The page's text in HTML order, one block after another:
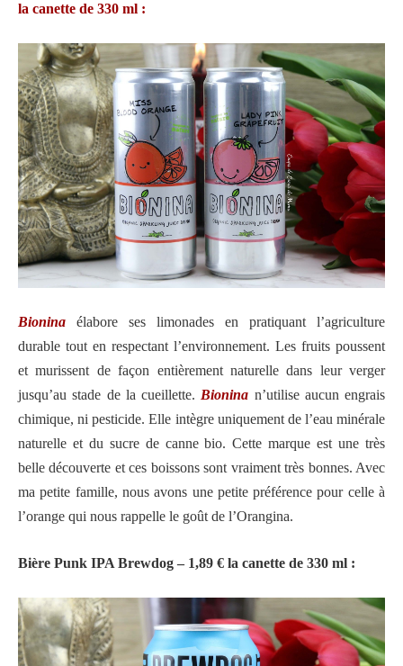
la canette de 330 ml :
Bionina élabore ses limonades en pratiquant l’agriculture
durable tout en respectant l’environnement. Les fruits poussent
et murissent de façon entièrement naturelle dans leur verger
jusqu’au stade de la cueillette. Bionina n’utilise aucun engrais
chimique, ni pesticide. Elle intègre uniquement de l’eau minérale
naturelle et du sucre de canne bio. Cette marque est une très
belle découverte et ces boissons sont vraiment très bonnes. Avec
ma petite famille, nous avons une petite préférence pour celle à
l’orange qui nous rappelle le goût de l’Orangina.
Bière Punk IPA Brewdog – 1,89 € la canette de 330 ml :